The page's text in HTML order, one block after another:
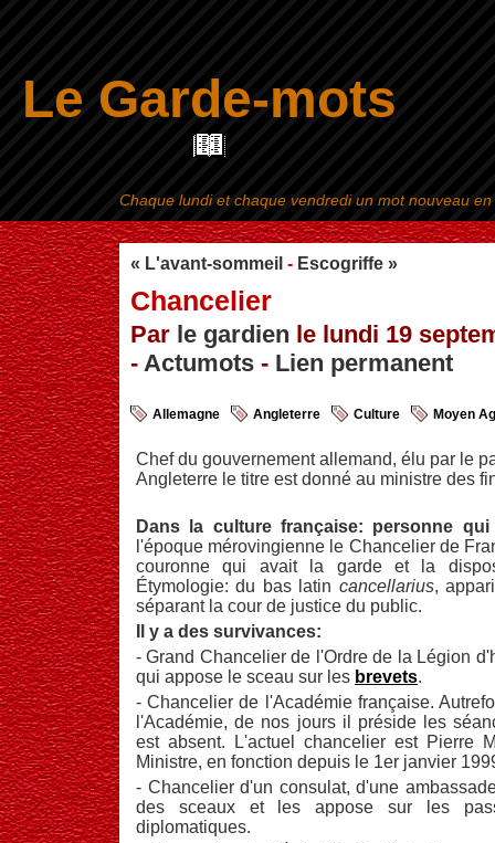
Le Garde-mots
Aller au contenu|
« L'avant-sommeil - Escogriffe »
Chancelier
Par le gardien le lundi 19
- Actumots - Lien permanent
Allemagne Angleterre Culture Moyen
Chef du gouvernement allemand, élu par le
Angleterre le titre est donné au ministre des
Dans la culture française: personne
l'époque mérovingienne le Chancelier de
couronne qui avait la garde et la
Étymologie: du bas latin cancellarius,
séparant la cour de justice du public.
Il y a des survivances:
- Grand Chancelier de l'Ordre de la Légion
qui appose le sceau sur les brevets.
- Chancelier de l'Académie française.
l'Académie, de nos jours il préside les
est absent. L'actuel chancelier est Pierre
Ministre, en fonction depuis le 1er janvier
- Chancelier d'un consulat, d'une
des sceaux et les appose sur les
diplomatiques.
Chaque lundi et chaque vendredi un mot nouveau